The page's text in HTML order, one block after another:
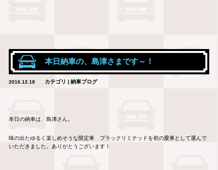
本日納車の、島津さまです～！
2016.12.18 カテゴリ | 納車ブログ
本日の納車は、島津さん。
味の出たゆるく楽しめそうな限定車 ブラックリミテッドを初の愛車として選んで
いただきました。ありがとうございます！